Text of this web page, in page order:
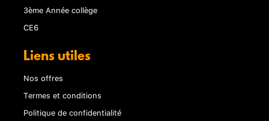
3ème Année collège
CE6
Liens utiles
Nos offres
Termes et conditions
Politique de confidentialité